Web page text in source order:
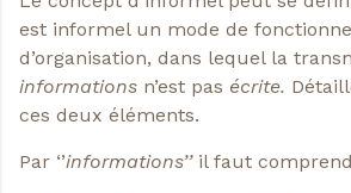
est informel un mode de
d’organisation, dans lequel la
informations n’est pas écrite.
ces deux éléments.
Par ‘’informations’’il faut